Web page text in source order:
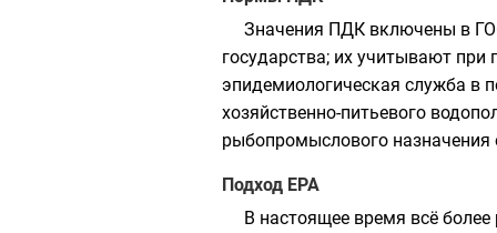
Значения ПДК включены в
государства; их учитывают при
эпидемиологическая служба в
хозяйственно-питьевого
рыбопромыслового
Подход EPA
В настоящее время всё